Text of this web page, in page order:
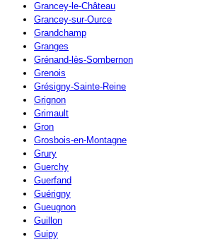
Grancey-le-Château
Grancey-sur-Ource
Grandchamp
Granges
Grénand-lès-Sombernon
Grenois
Grésigny-Sainte-Reine
Grignon
Grimault
Gron
Grosbois-en-Montagne
Grury
Guerchy
Guerfand
Guérigny
Gueugnon
Guillon
Guipy